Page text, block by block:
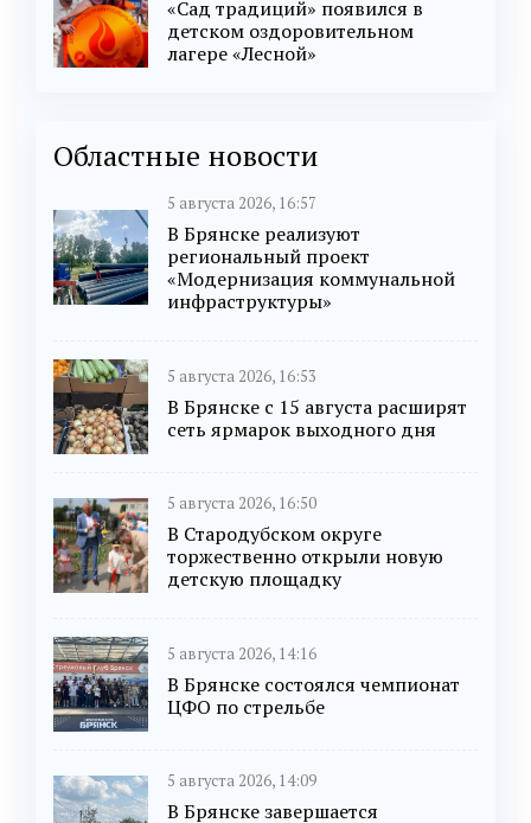
«Сад традиций» появился в
детском оздоровительном
лагере «Лесной»
Областные новости
5 августа 2026, 16:57
В Брянске реализуют
региональный проект
«Модернизация коммунальной
инфраструктуры»
5 августа 2026, 16:53
В Брянске с 15 августа расширят
сеть ярмарок выходного дня
5 августа 2026, 16:50
В Стародубском округе
торжественно открыли новую
детскую площадку
5 августа 2026, 14:16
В Брянске состоялся чемпионат
ЦФО по стрельбе
5 августа 2026, 14:09
В Брянске завершается